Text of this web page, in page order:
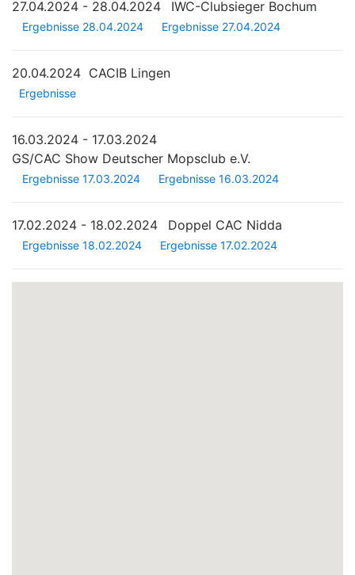
27.04.2024 - 28.04.2024 IWC-Clubsieger Bochum
Ergebnisse 28.04.2024 Ergebnisse 27.04.2024
20.04.2024 CACIB Lingen
Ergebnisse
16.03.2024 - 17.03.2024
GS/CAC Show Deutscher Mopsclub e.V.
Ergebnisse 17.03.2024 Ergebnisse 16.03.2024
17.02.2024 - 18.02.2024 Doppel CAC Nidda
Ergebnisse 18.02.2024 Ergebnisse 17.02.2024